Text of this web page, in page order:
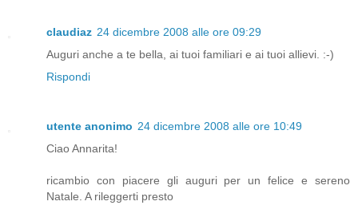
claudiaz 24 dicembre 2008 alle ore 09:29
Auguri anche a te bella, ai tuoi familiari e ai tuoi allievi. :-)
Rispondi
utente anonimo 24 dicembre 2008 alle ore 10:49
Ciao Annarita!
ricambio con piacere gli auguri per un felice e sereno
Natale. A rileggerti presto